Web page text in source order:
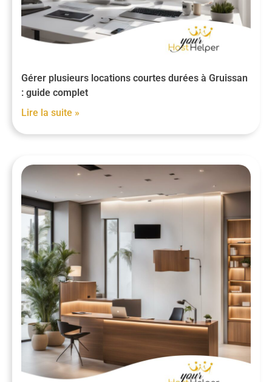
Gérer plusieurs locations courtes durées à Gruissan
: guide complet
Lire la suite »